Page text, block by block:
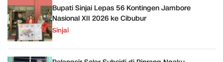
Bupati Sinjai Lepas 56 Kontingen Jambore
Nasional XII 2026 ke Cibubur
Sinjai